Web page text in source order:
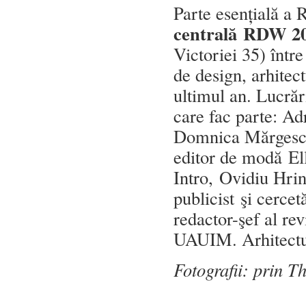
Parte esențială a
centrală RDW
Victoriei 35)
de design,
ultimul an.
care fac parte:
Domnica
editor de modă
Intro, Ovidiu
publicist şi
redactor-şef al
UAUIM.
Fotografii: prin